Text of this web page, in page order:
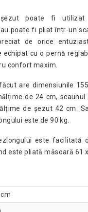
poate fi utilizat
poate fi pliat într-un
de orice
echipat cu o pernă
confort maxim.
are dimensiunile
de 24 cm, scaunul
de șezut 42 cm.
este de 90 kg.
este facilitată
este pliată măsoară 61 x